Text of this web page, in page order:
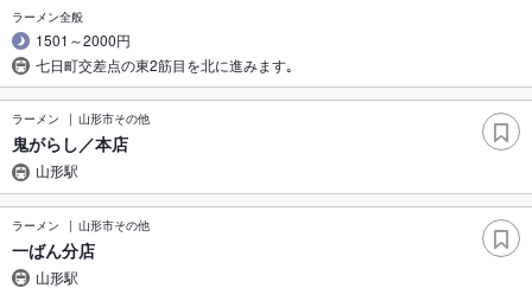
ラーメン全般
1501～2000円
七日町交差点の東2筋目を北に進みます｡
ラーメン 山形市その他
鬼がらし／本店
山形駅
ラーメン 山形市その他
一ばん分店
山形駅